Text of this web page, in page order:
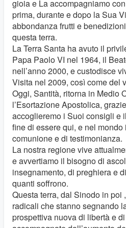
gioia e La accompagniamo
prima, durante e dopo la Sua
abbondanza frutti e
questa terra.
La Terra Santa ha avuto il
Papa Paolo VI nel 1964, il
nell’anno 2000, e custodisce
Visita nel 2009, così come del
Oggi, Santità, ritorna in Medio
l’Esortazione Apostolica,
accoglieremo i Suoi consigli e
fine di essere qui, e nel mondo
comunione e di testimonianza.
La nostra regione vive
e avvertiamo il bisogno di
insegnamento, di preghiera e
quanti soffrono.
Questa terra, dal Sinodo in poi
radicali che stanno segnando
prospettiva nuova di libertà e